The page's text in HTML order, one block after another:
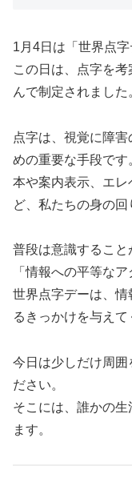
1月4日は「世界点
この日は、点字を
んで制定されました
点字は、視覚に障
めの重要な手段です
本や案内表示、エ
ど、私たちの身の回
普段は意識するこ
「情報への平等な
世界点字デーは、情
るきっかけを与えて
今日は少しだけ周囲
ださい。
そこには、誰かの
ます。